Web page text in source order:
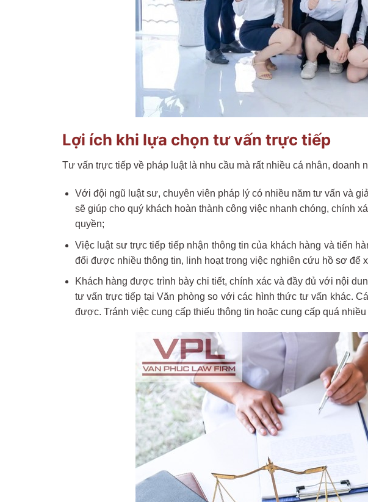
Lợi ích khi lựa chọn tư vấn trực tiếp
Tư vấn trực tiếp về pháp luật là nhu cầu mà rất nhiều cá nhân,
Với đội ngũ luật sư, chuyên viên pháp lý có nhiều năm tư vấn và
sẽ giúp cho quý khách hoàn thành công việc nhanh chóng, chính
quyền;
Việc luật sư trực tiếp tiếp nhận thông tin của khách hàng và tiến
đổi được nhiều thông tin, linh hoạt trong việc nghiên cứu hồ sơ
Khách hàng được trình bày chi tiết, chính xác và đầy đủ với nội
tư vấn trực tiếp tại Văn phòng so với các hình thức tư vấn khác.
được. Tránh việc cung cấp thiếu thông tin hoặc cung cấp quá